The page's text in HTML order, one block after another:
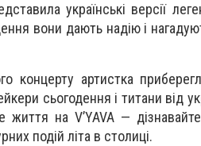
українські версії
вони дають надію і
концерту артистка
сьогодення і титани від
життя на V’YAVA —
подій літа в столиці.